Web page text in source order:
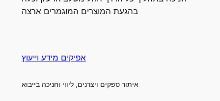
בהגעת המוצרים המוגמרים ארצה
אפיקים מידע וייעוץ
איתור ספקים ויצרנים, ליווי וחניכה בייבוא